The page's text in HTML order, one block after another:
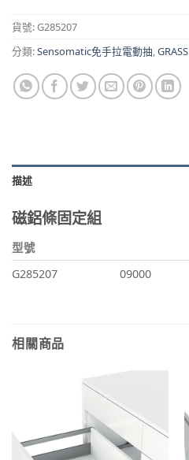
貨號:G285207
分類:Sensomatic免手拉電動抽,GRASS
描述
磁鋁條固定組
型號
G285207
09000
相關商品